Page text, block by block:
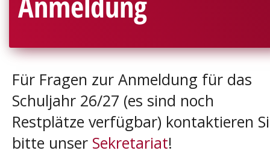
Für Fragen zur Anmeldung für das
Schuljahr 26/27 (es sind noch
Restplätze verfügbar) kontaktieren
bitte unser Sekretariat!